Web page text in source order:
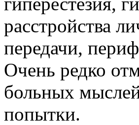
расстройства
передачи,
Очень редко
больных
попытки.